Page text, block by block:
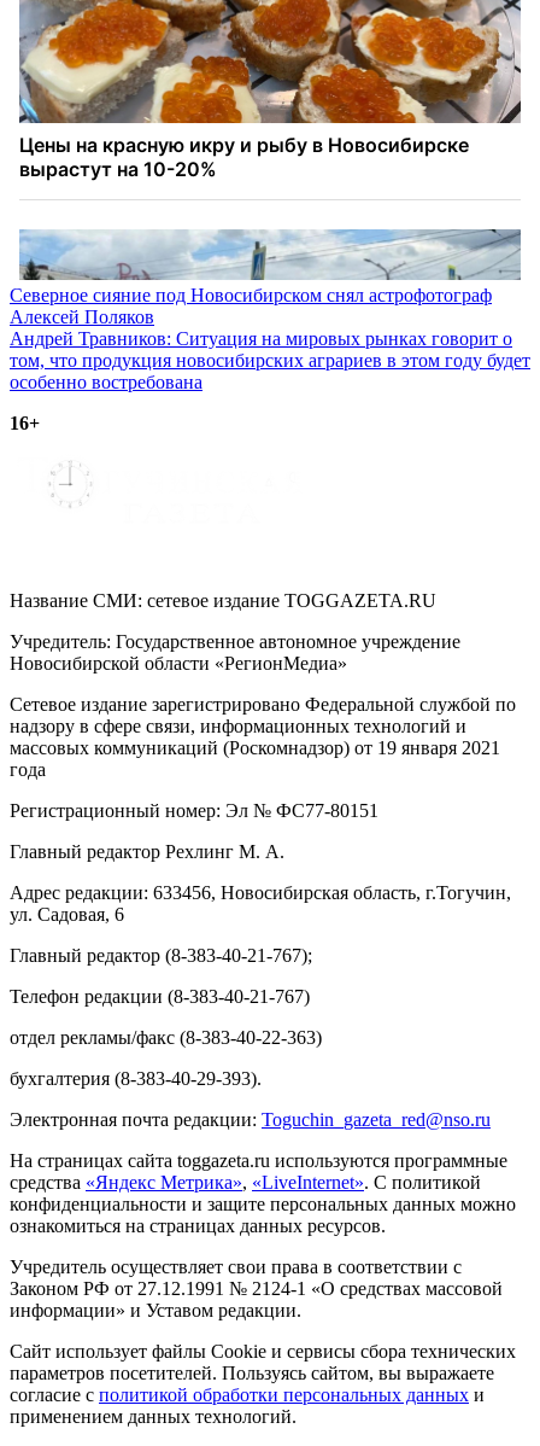
Навигация
по
записям
Северное сияние под Новосибирском снял астрофотограф
Алексей Поляков
Андрей Травников: Ситуация на мировых рынках говорит о
том, что продукция новосибирских аграриев в этом году будет
особенно востребована
16+
Название СМИ: cетевое издание TOGGAZETA.RU
Учредитель: Государственное автономное учреждение
Новосибирской области «РегионМедиа»
Сетевое издание зарегистрировано Федеральной службой по
надзору в сфере связи, информационных технологий и
массовых коммуникаций (Роскомнадзор) от 19 января 2021
года
Регистрационный номер: Эл № ФС77-80151
Главный редактор Рехлинг М. А.
Адрес редакции: 633456, Новосибирская область, г.Тогучин,
ул. Садовая, 6
Главный редактор (8-383-40-21-767);
Телефон редакции (8-383-40-21-767)
отдел рекламы/факс (8-383-40-22-363)
бухгалтерия (8-383-40-29-393).
Электронная почта редакции: Toguchin gazeta red@nso.ru
На страницах сайта toggazeta.ru используются программные
средства «Яндекс Метрика», «LiveInternet». С политикой
конфиденциальности и защите персональных данных можно
ознакомиться на страницах данных ресурсов.
Учредитель осуществляет свои права в соответствии с
Законом РФ от 27.12.1991 № 2124-1 «О средствах массовой
информации» и Уставом редакции.
Сайт использует файлы Cookie и сервисы сбора технических
параметров посетителей. Пользуясь сайтом, вы выражаете
согласие с политикой обработки персональных данных и
применением данных технологий.